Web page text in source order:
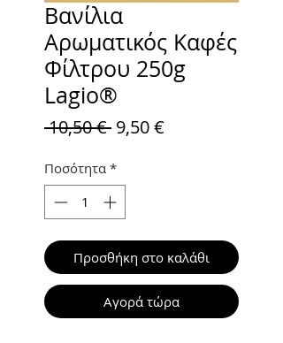
Βανίλια
Αρωματικός Καφές
Φίλτρου 250g
Lagio®
10,50 € Κανονική
9,50 €
Ποσότητα *
Προσθήκη στο καλάθι
Αγορά τώρα